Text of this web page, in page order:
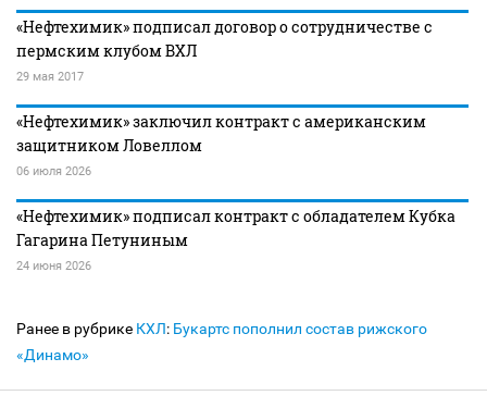
«Нефтехимик» подписал договор о сотрудничестве с
пермским клубом ВХЛ
29 мая 2017
«Нефтехимик» заключил контракт с американским
защитником Ловеллом
06 июля 2026
«Нефтехимик» подписал контракт с обладателем Кубка
Гагарина Петуниным
24 июня 2026
Ранее в рубрике КХЛ: Букартс пополнил состав рижского
«Динамо»